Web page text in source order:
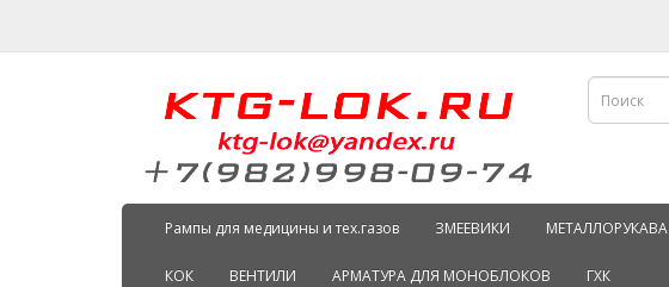
Рампы для медицины и тех.газов ЗМЕЕВИКИ МЕТАЛЛОРУКАВА
КОК ВЕНТИЛИ АРМАТУРА ДЛЯ МОНОБЛОКОВ ГХК